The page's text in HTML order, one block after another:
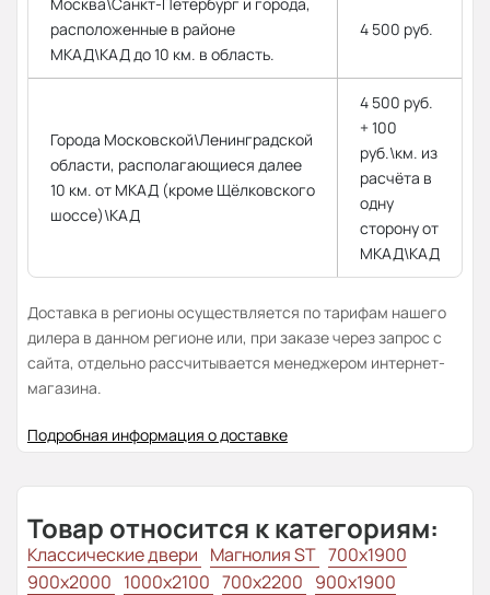
расположенные в районе
МКАД\КАД до 10 км. в область.
4 500 руб.
Города Московской\Ленинградской
области, располагающиеся далее
10 км. от МКАД (кроме Щёлковского
шоссе)\КАД
4 500 руб.
+ 100
руб.\км. из
расчёта в
одну
сторону от
МКАД\КАД
Доставка в регионы осуществляется по тарифам нашего
дилера в данном регионе или, при заказе через запрос с
сайта, отдельно рассчитывается менеджером интернет-
магазина.
Подробная информация о доставке
Товар относится к категориям:
Классические двери Магнолия ST 700x1900
900x2000 1000x2100 700x2200 900x1900